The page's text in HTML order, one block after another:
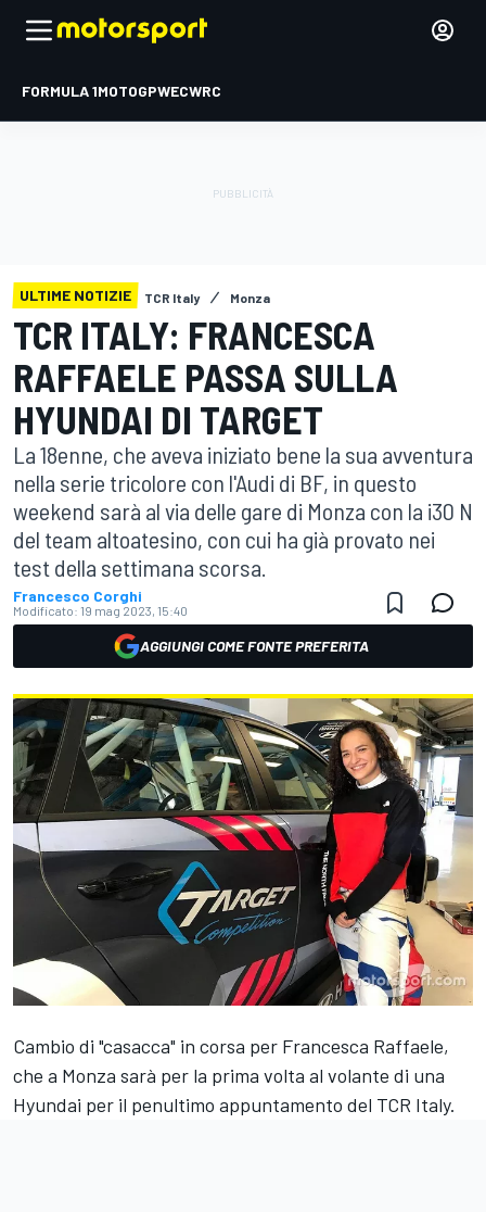
FORMULA 1MOTOGPWECWRC
ULTIME NOTIZIE TCR Italy Monza
TCR ITALY: FRANCESCA
RAFFAELE PASSA SULLA
HYUNDAI DI TARGET
La 18enne, che aveva iniziato bene la sua avventura
nella serie tricolore con l'Audi di BF, in questo
weekend sarà al via delle gare di Monza con la i30 N
del team altoatesino, con cui ha già provato nei
test della settimana scorsa.
Francesco Corghi
Modificato: 19 mag 2023, 15:40
AGGIUNGI COME FONTE PREFERITA
Cambio di "casacca" in corsa per Francesca Raffaele,
che a Monza sarà per la prima volta al volante di una
Hyundai per il penultimo appuntamento del TCR Italy.